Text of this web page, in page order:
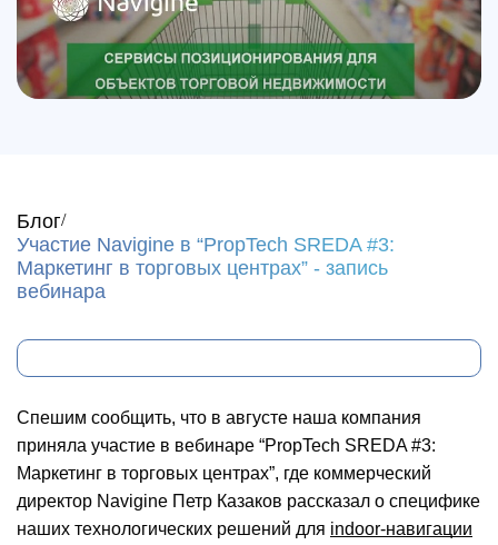
Блог
Участие Navigine в “PropTech SREDA #3:
Маркетинг в торговых центрах” - запись
вебинара
Спешим сообщить, что в августе наша компания
приняла участие в вебинаре “PropTech SREDA #3:
Маркетинг в торговых центрах”, где коммерческий
директор Navigine Петр Казаков рассказал о специфике
наших технологических решений для indoor-навигации